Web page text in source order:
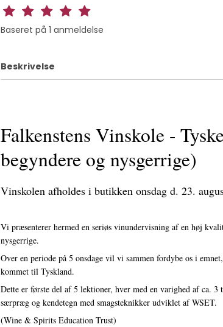
Baseret på 1 anmeldelse
Beskrivelse
Falkenstens Vinskole -
begyndere og nysgerrige)
Vinskolen afholdes i butikken onsdag d. 23.
Vi præsenterer hermed en seriøs vinundervisning af en høj
nysgerrige.
Over en periode på 5 onsdage vil vi sammen fordybe os i
kommet til Tyskland.
Dette er første del af 5 lektioner, hver med en varighed af ca.
særpræg og kendetegn med smagsteknikker udviklet af WSET.
(Wine & Spirits Education Trust)